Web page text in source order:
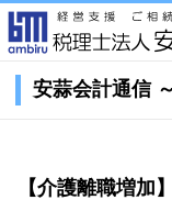
安蒜会計通信
【介護離職増加